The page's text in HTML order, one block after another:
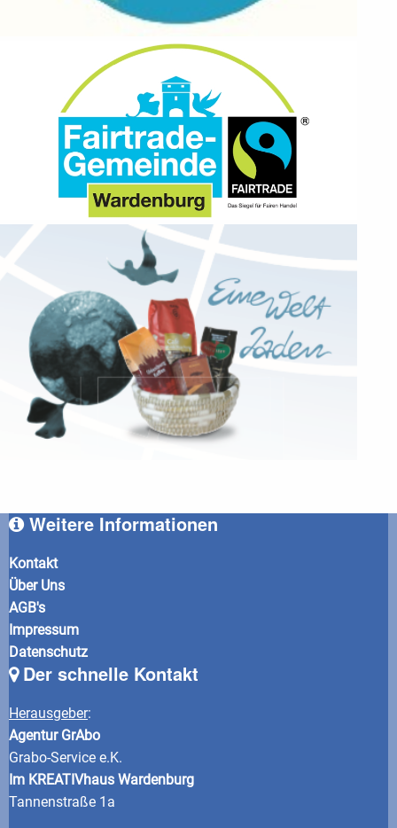
Weitere Informationen
Kontakt
Über Uns
AGB's
Impressum
Datenschutz
Der schnelle Kontakt
Herausgeber:
Agentur GrAbo
Grabo-Service e.K.
Im KREATIVhaus Wardenburg
Tannenstraße 1a